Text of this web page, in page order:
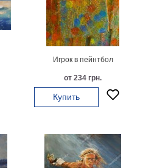
Игрок в пейнтбол
от 234 грн.
Купить